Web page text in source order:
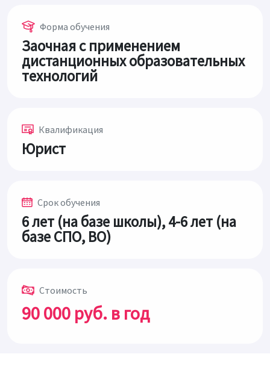
Форма обучения
Заочная с применением
дистанционных образовательных
технологий
Квалификация
Юрист
Срок обучения
6 лет (на базе школы), 4-6 лет (на
базе СПО, ВО)
Стоимость
90 000 руб. в год